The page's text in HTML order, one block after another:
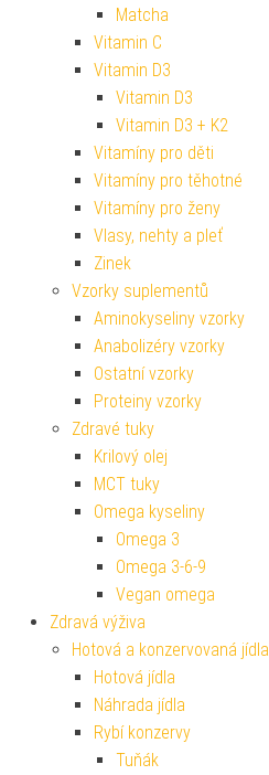
Matcha
Vitamin C
Vitamin D3
Vitamin D3
Vitamin D3 + K2
Vitamíny pro děti
Vitamíny pro těhotné
Vitamíny pro ženy
Vlasy, nehty a pleť
Zinek
Vzorky suplementů
Aminokyseliny vzorky
Anabolizéry vzorky
Ostatní vzorky
Proteiny vzorky
Zdravé tuky
Krilový olej
MCT tuky
Omega kyseliny
Omega 3
Omega 3-6-9
Vegan omega
Zdravá výživa
Hotová a konzervovaná jídla
Hotová jídla
Náhrada jídla
Rybí konzervy
Tuňák